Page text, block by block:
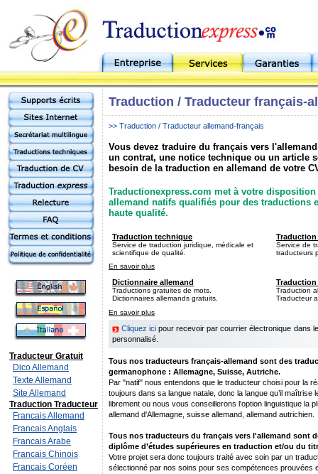
Traducteur Gratuit
Dico Allemand
Texte Allemand
Site Allemand
Traduction Traducteur
Francais Allemand
Francais Anglais
Francais Arabe
Francais Chinois
Francais Coréen
Traduction / Traducteur français-
>> Traduction / Traducteur allemand-français
Vous devez traduire du français vers
un contrat, une notice technique ou un article
besoin de la traduction en allemand de votre
Traductionexpress.com met à votre
allemand natifs qualifiés pour des traductions
haute qualité.
Traduction technique
Service de traduction juridique, médicale et
scientifique de qualité.
Traduction
Service de
traducteurs
En savoir plus
Dictionnaire allemand
Traductions gratuites de mots.
Dictionnaires allemands gratuits.
Traduction
Traducteur
En savoir plus
Cliquez ici pour recevoir par courrier électronique dans
personnalisé.
Tous nos traducteurs français-allemand sont des
germanophone : Allemagne, Suisse, Autriche.
Par "natif" nous entendons que le traducteur choisi pour la
toujours dans sa langue natale, donc la langue qu’il maîtrise
librement ou nous vous conseillerons l'option linguistique la
allemand d'Allemagne, suisse allemand, allemand autrichien.
Tous nos traducteurs du français vers l'allemand sont
diplôme d’études supérieures en traduction et/ou du
Votre projet sera donc toujours traité avec soin par un
sélectionné par nos soins pour ses compétences prouvées